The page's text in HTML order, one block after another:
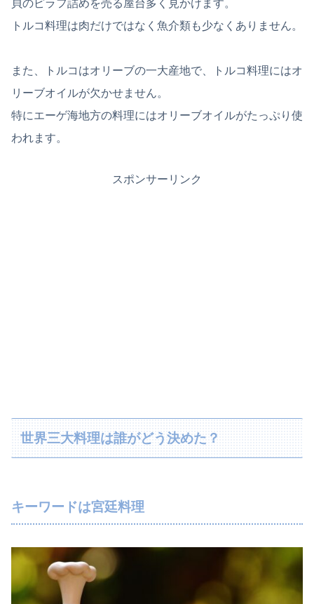
貝のピラフ詰めを売る屋台多く見かけます。
トルコ料理は肉だけではなく魚介類も少なくありません。
また、トルコはオリーブの一大産地で、トルコ料理にはオ
リーブオイルが欠かせません。
特にエーゲ海地方の料理にはオリーブオイルがたっぷり使
われます。
スポンサーリンク
世界三大料理は誰がどう決めた？
キーワードは宮廷料理